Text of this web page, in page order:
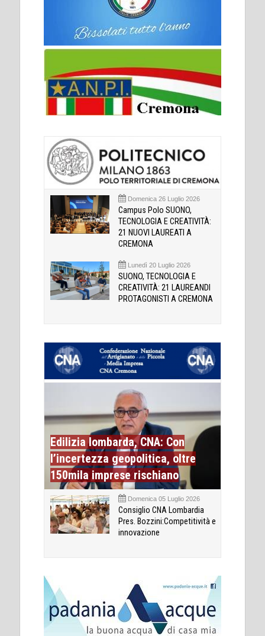
Domenica 26 Luglio 2026
Campus Polo SUONO,
TECNOLOGIA E CREATIVITÀ:
21 NUOVI LAUREATI A
CREMONA
Lunedì 20 Luglio 2026
SUONO, TECNOLOGIA E
CREATIVITÀ: 21 LAUREANDI
PROTAGONISTI A CREMONA
Edilizia lombarda, CNA: Con
l’incertezza geopolitica, oltre
150mila imprese rischiano
Domenica 05 Luglio 2026
Consiglio CNA Lombardia
Pres. Bozzini:Competitività e
innovazione